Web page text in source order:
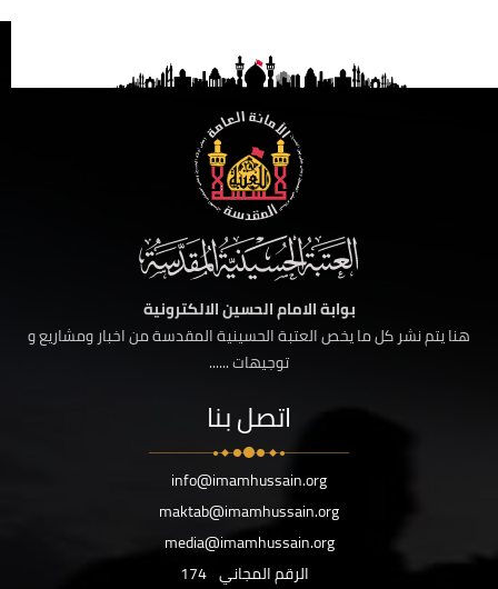
بوابة الامام الحسين الالكترونية
هنا يتم نشر كل ما يخص العتبة الحسينية المقدسة من اخبار ومشاريع و
توجيهات ......
اتصل بنا
info@imamhussain.org
maktab@imamhussain.org
media@imamhussain.org
الرقم المجاني 174